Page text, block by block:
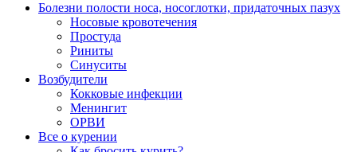
Болезни полости носа, носоглотки, придаточных пазух
Носовые кровотечения
Простуда
Риниты
Синуситы
Возбудители
Кокковые инфекции
Менингит
ОРВИ
Все о курении